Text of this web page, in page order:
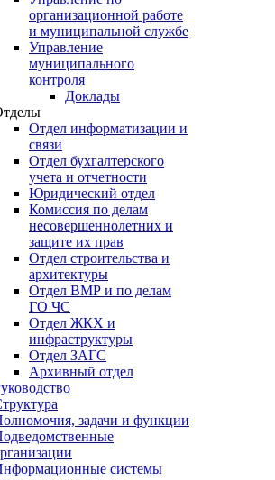
организационной работе
и муниципальной службе
Управление
муниципального
контроля
Доклады
Отдел информатизации и
связи
Отдел бухгалтерского
учета и отчетности
Юридический отдел
Комиссия по делам
несовершеннолетних и
защите их прав
Отдел строительства и
архитектуры
Отдел ВМР и по делам
ГО ЧС
Отдел ЖКХ и
инфраструктуры
Отдел ЗАГС
Архивный отдел
задачи и функции
системы